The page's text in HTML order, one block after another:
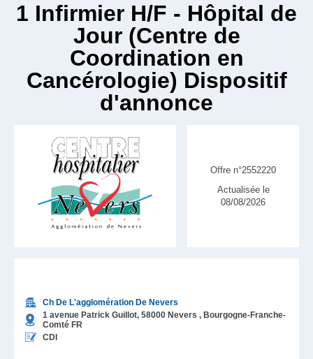
1 Infirmier H/F - Hôpital de
Jour (Centre de
Coordination en
Cancérologie) Dispositif
d'annonce
Ch De L'agglomération De Nevers
1 avenue Patrick Guillot, 58000 Nevers , Bourgogne-Franche-
Comté FR
CDI
Offre n°2552220
Actualisée le
08/08/2026